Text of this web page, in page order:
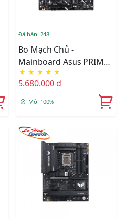
Đã bán: 248
Bo Mạch Chủ -
Mainboard Asus PRIME
Z890-P WIFI-CSM
★ ★ ★ ★ ★
5.680.000 đ
Mới 100%